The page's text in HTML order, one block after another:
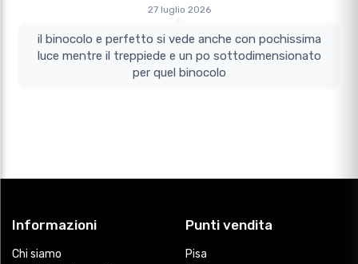
27 luglio 2026
il binocolo e perfetto si vede anche con pochissima
luce mentre il treppiede e un po sottodimensionato
per quel binocolo
Informazioni
Chi siamo
Punti vendita
Pisa